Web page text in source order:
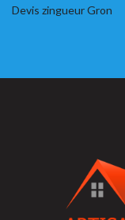
Devis zingueur Gron